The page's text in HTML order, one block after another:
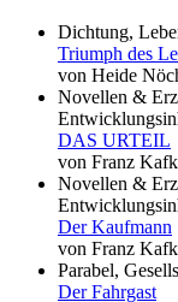
Dichtung,
Triumph des
von Heide
Novellen &
DAS URTEIL
von Franz
Novellen &
Der Kaufmann
von Franz
Parabel,
Der Fahrgast